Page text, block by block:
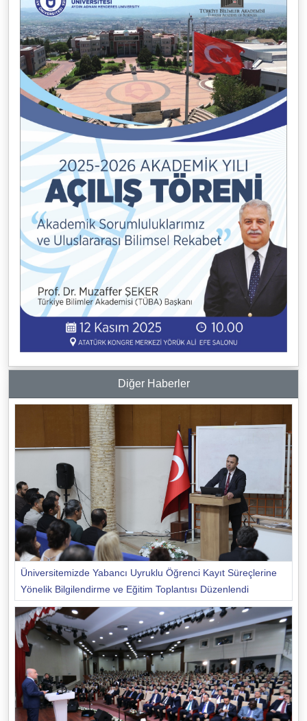
Diğer Haberler
Üniversitemizde Yabancı Uyruklu Öğrenci Kayıt Süreçlerine
Yönelik Bilgilendirme ve Eğitim Toplantısı Düzenlendi